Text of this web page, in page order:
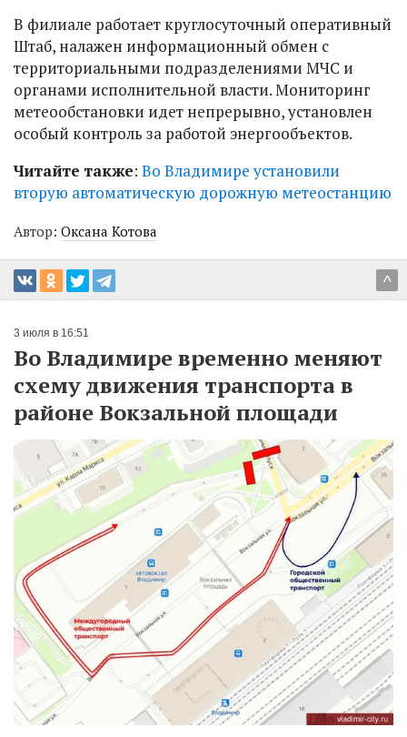
В филиале работает круглосуточный оперативный
Штаб, налажен информационный обмен с
территориальными подразделениями МЧС и
органами исполнительной власти. Мониторинг
метеообстановки идет непрерывно, установлен
особый контроль за работой энергообъектов.
Читайте также: Во Владимире установили
вторую автоматическую дорожную метеостанцию
Автор: Оксана Котова
^
3 июля в 16:51
Во Владимире временно меняют
схему движения транспорта в
районе Вокзальной площади